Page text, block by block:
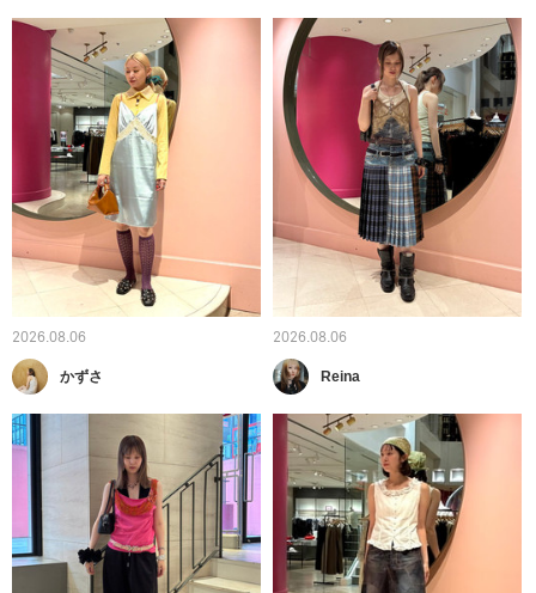
2026.08.06
かずさ
2026.08.06
Reina